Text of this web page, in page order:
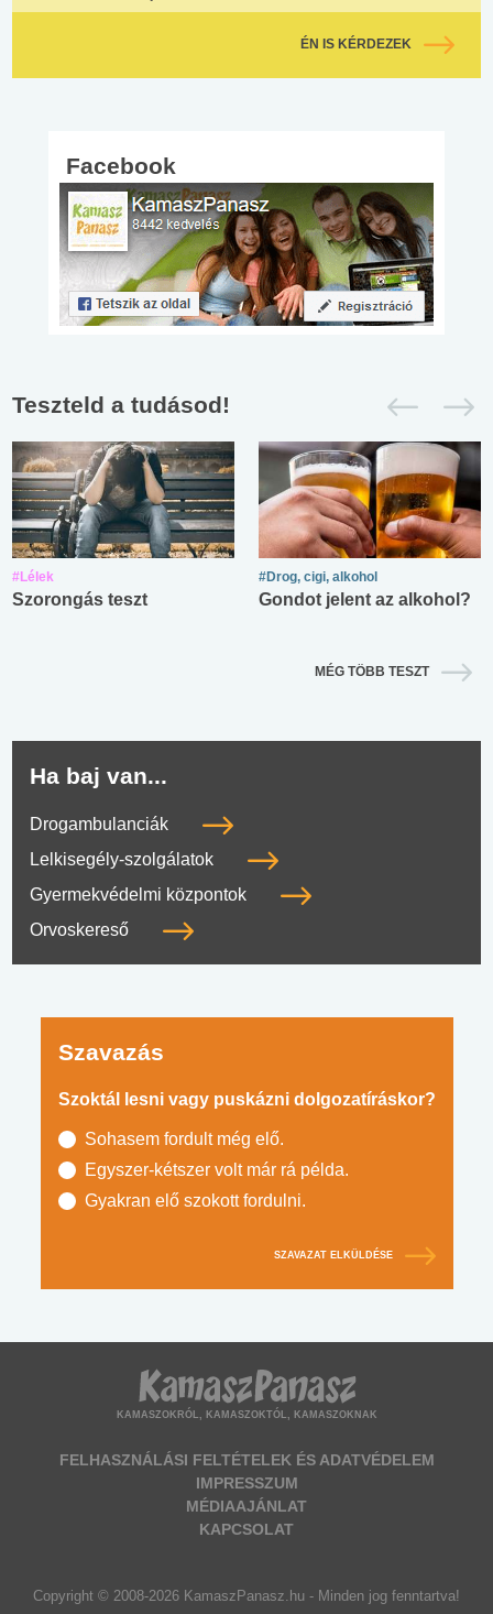
ÉN IS KÉRDEZEK
Facebook
Teszteld a tudásod!
#Lélek
Szorongás teszt
#Drog, cigi, alkohol
Gondot jelent az alkohol?
MÉG TÖBB TESZT
Ha baj van...
Drogambulanciák
Lelkisegély-szolgálatok
Gyermekvédelmi központok
Orvoskereső
Szavazás
Szoktál lesni vagy puskázni dolgozatíráskor?
Sohasem fordult még elő.
Egyszer-kétszer volt már rá példa.
Gyakran elő szokott fordulni.
SZAVAZAT ELKÜLDÉSE
KAMASZOKRÓL, KAMASZOKTÓL, KAMASZOKNAK
FELHASZNÁLÁSI FELTÉTELEK ÉS ADATVÉDELEM
IMPRESSZUM
MÉDIAAJÁNLAT
KAPCSOLAT
Copyright © 2008-2026 KamaszPanasz.hu - Minden jog fenntartva!